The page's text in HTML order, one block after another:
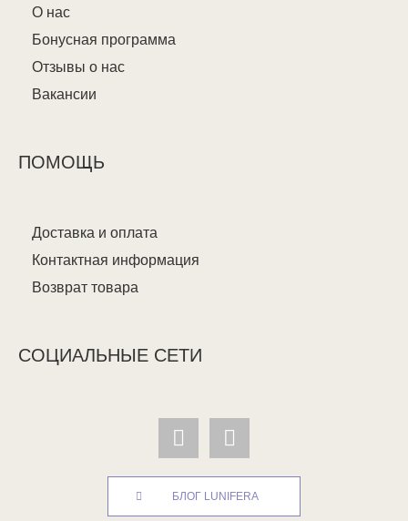
О нас
Бонусная программа
Отзывы о нас
Вакансии
ПОМОЩЬ
Доставка и оплата
Контактная информация
Возврат товара
СОЦИАЛЬНЫЕ СЕТИ
БЛОГ LUNIFERA